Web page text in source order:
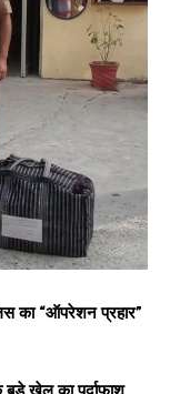
का “ऑपरेशन प्रहार”